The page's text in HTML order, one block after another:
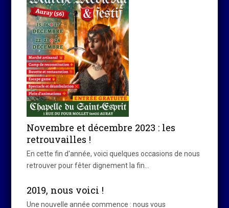
Novembre et décembre 2023 : les
retrouvailles !
En cette fin d'année, voici quelques occasions de nous
retrouver pour fêter dignement la fin…
2019, nous voici !
Une nouvelle année commence : nous vous